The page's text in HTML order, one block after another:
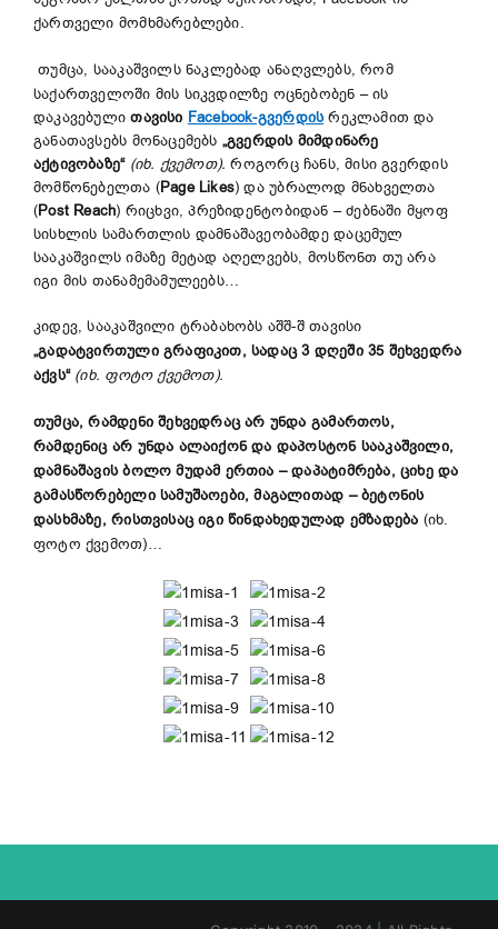
ქართველი მომხმარებლები.
თუმცა, სააკაშვილს ნაკლებად ანაღვლებს, რომ
საქართველოში მის სიკვდილზე ოცნებობენ – ის
დაკავებულითავისი Facebook-გვერდისრეკლამით და
განათავსებს მონაცემებს „გვერდის მიმდინარე
აქტივობაზე“ (იხ. ქვემოთ). როგორც ჩანს, მისი გვერდის
მომწონებელთა (Page Likes) და უბრალოდ მნახველთა
(Post Reach) რიცხვი, პრეზიდენტობიდან – ძებნაში მყოფ
სისხლის სამართლის დამნაშავეობამდე დაცემულ
სააკაშვილს იმაზე მეტად აღელვებს, მოსწონთ თუ არა
იგი მის თანამემამულეებს…
კიდევ, სააკაშვილი ტრაბახობს აშშ-შ თავისი
„გადატვირთული გრაფიკით, სადაც 3 დღეში 35 შეხვედრა
აქვს“ (იხ. ფოტო ქვემოთ).
თუმცა, რამდენი შეხვედრაც არ უნდა გამართოს,
რამდენიც არ უნდა ალაიქონ და დაპოსტონ სააკაშვილი,
დამნაშავის ბოლო მუდამ ერთია – დაპატიმრება, ციხე და
გამასწორებელი სამუშაოები, მაგალითად – ბეტონის
დასხმაზე, რისთვისაც იგი წინდახედულად ემზადება (იხ.
ფოტო ქვემოთ)…